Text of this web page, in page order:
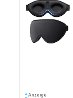
* Anzeige